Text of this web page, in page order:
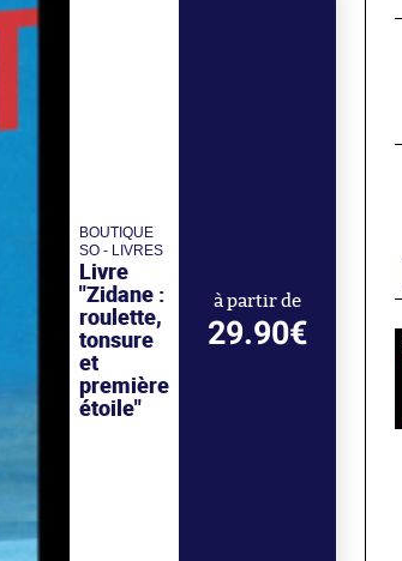
BOUTIQUE
SO - LIVRES
Livre
"Zidane :
roulette,
tonsure
et
première
étoile"
à partir de
29.90€